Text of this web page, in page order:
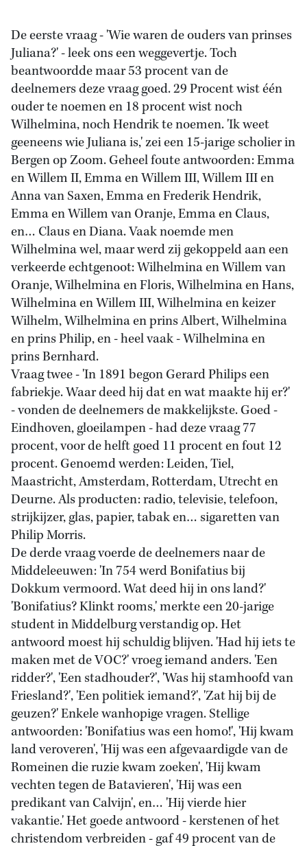
De eerste vraag - 'Wie waren de ouders van prinses
Juliana?' - leek ons een weggevertje. Toch
beantwoordde maar 53 procent van de
deelnemers deze vraag goed. 29 Procent wist één
ouder te noemen en 18 procent wist noch
Wilhelmina, noch Hendrik te noemen. 'Ik weet
geeneens wie Juliana is,' zei een 15-jarige scholier in
Bergen op Zoom. Geheel foute antwoorden: Emma
en Willem II, Emma en Willem III, Willem III en
Anna van Saxen, Emma en Frederik Hendrik,
Emma en Willem van Oranje, Emma en Claus,
en… Claus en Diana. Vaak noemde men
Wilhelmina wel, maar werd zij gekoppeld aan een
verkeerde echtgenoot: Wilhelmina en Willem van
Oranje, Wilhelmina en Floris, Wilhelmina en Hans,
Wilhelmina en Willem III, Wilhelmina en keizer
Wilhelm, Wilhelmina en prins Albert, Wilhelmina
en prins Philip, en - heel vaak - Wilhelmina en
prins Bernhard.
Vraag twee - 'In 1891 begon Gerard Philips een
fabriekje. Waar deed hij dat en wat maakte hij er?'
- vonden de deelnemers de makkelijkste. Goed -
Eindhoven, gloeilampen - had deze vraag 77
procent, voor de helft goed 11 procent en fout 12
procent. Genoemd werden: Leiden, Tiel,
Maastricht, Amsterdam, Rotterdam, Utrecht en
Deurne. Als producten: radio, televisie, telefoon,
strijkijzer, glas, papier, tabak en… sigaretten van
Philip Morris.
De derde vraag voerde de deelnemers naar de
Middeleeuwen: 'In 754 werd Bonifatius bij
Dokkum vermoord. Wat deed hij in ons land?'
'Bonifatius? Klinkt rooms,' merkte een 20-jarige
student in Middelburg verstandig op. Het
antwoord moest hij schuldig blijven. 'Had hij iets te
maken met de VOC?' vroeg iemand anders. 'Een
ridder?', 'Een stadhouder?', 'Was hij stamhoofd van
Friesland?', 'Een politiek iemand?', 'Zat hij bij de
geuzen?' Enkele wanhopige vragen. Stellige
antwoorden: 'Bonifatius was een homo!', 'Hij kwam
land veroveren', 'Hij was een afgevaardigde van de
Romeinen die ruzie kwam zoeken', 'Hij kwam
vechten tegen de Batavieren', 'Hij was een
predikant van Calvijn', en… 'Hij vierde hier
vakantie.' Het goede antwoord - kerstenen of het
christendom verbreiden - gaf 49 procent van de